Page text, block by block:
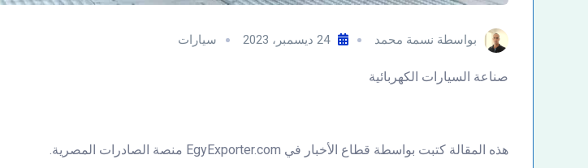
بواسطة نسمة محمد 24 ديسمبر، 2023 سيارات
صناعة السيارات الكهربائية
هذه المقالة كتبت بواسطة قطاع الأخبار في EgyExporter.com منصة الصادرات المصرية.